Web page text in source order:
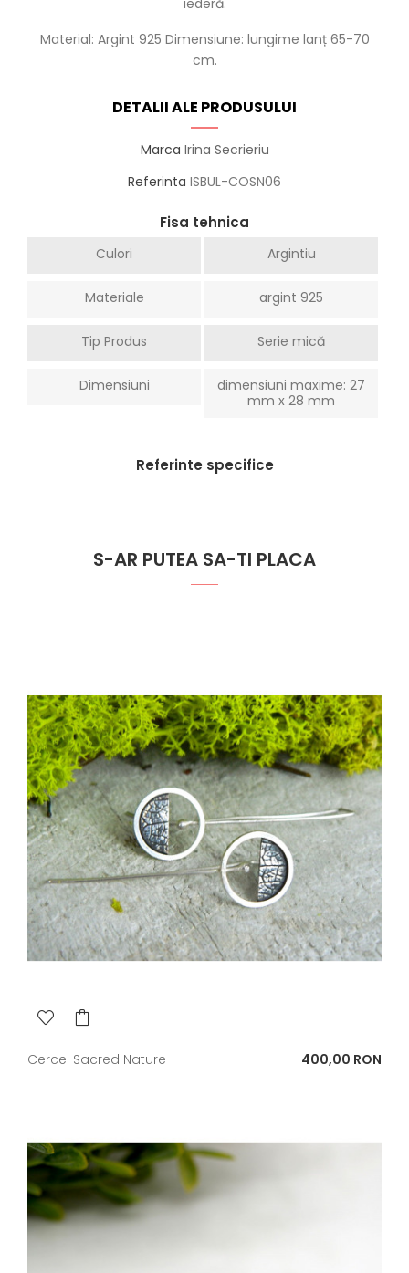
Material: Argint 925 Dimensiune: lungime lanț 65-70
cm.
DETALII ALE PRODUSULUI
Marca Irina Secrieriu
Referinta ISBUL-COSN06
Fisa tehnica
Culori Argintiu
Materiale argint 925
Tip Produs Serie mică
Dimensiuni
dimensiuni maxime: 27
mm x 28 mm
Referinte specifice
S-AR PUTEA SA-TI PLACA
Cercei Sacred Nature Pret
400,00 RON